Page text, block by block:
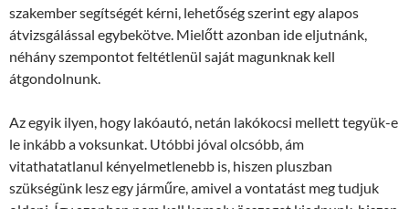
szakember segítségét kérni, lehetőség szerint egy alapos
átvizsgálással egybekötve. Mielőtt azonban ide eljutnánk,
néhány szempontot feltétlenül saját magunknak kell
átgondolnunk.
Az egyik ilyen, hogy lakóautó, netán lakókocsi mellett tegyük-e
le inkább a voksunkat. Utóbbi jóval olcsóbb, ám
vitathatatlanul kényelmetlenebb is, hiszen pluszban
szükségünk lesz egy járműre, amivel a vontatást meg tudjuk